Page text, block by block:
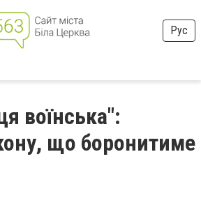
Рус
воїнська":
що боронитиме